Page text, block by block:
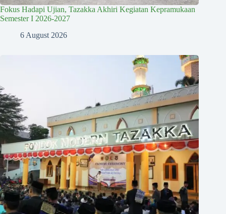
Fokus Hadapi Ujian, Tazakka Akhiri Kegiatan Kepramukaan
Semester I 2026-2027
6 August 2026